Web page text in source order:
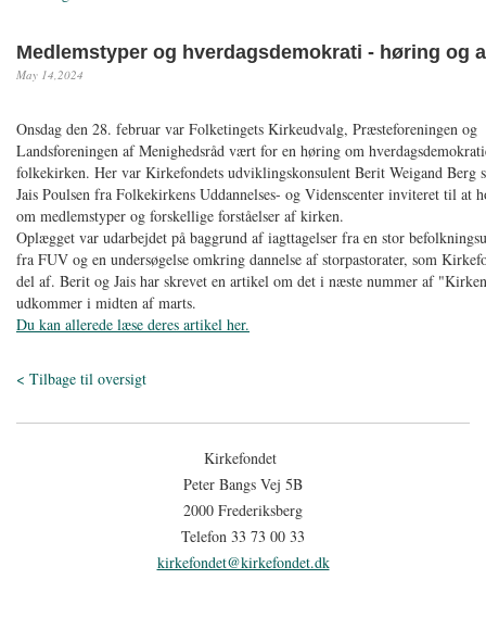
Medlemstyper og hverdagsdemokrati - høring og
May 14,2024
Onsdag den 28. februar var Folketingets Kirkeudvalg, Præsteforeningen og
Landsforeningen af Menighedsråd vært for en høring om
folkekirken. Her var Kirkefondets udviklingskonsulent Berit Weigand Berg
Jais Poulsen fra Folkekirkens Uddannelses- og Videnscenter inviteret til at
om medlemstyper og forskellige forståelser af kirken.
Oplægget var udarbejdet på baggrund af iagttagelser fra en stor
fra FUV og en undersøgelse omkring dannelse af storpastorater, som
del af. Berit og Jais har skrevet en artikel om det i næste nummer af
udkommer i midten af marts.
Du kan allerede læse deres artikel her.
< Tilbage til oversigt
Kirkefondet
Peter Bangs Vej 5B
2000 Frederiksberg
Telefon 33 73 00 33
kirkefondet@kirkefondet.dk